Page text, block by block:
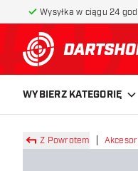
Wysyłka w ciągu 24
WYBIERZ KATEGORIĘ
Z Powrotem